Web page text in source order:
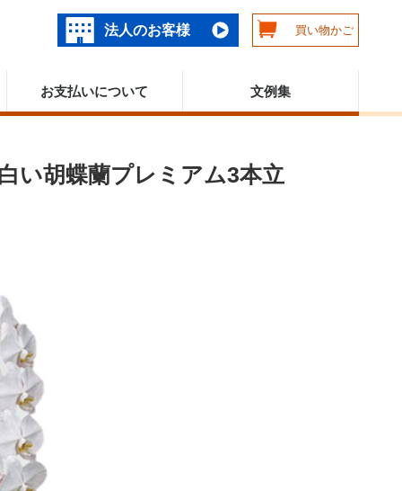
法人のお客様 買い物かご
お支払いについて 文例集
い胡蝶蘭プレミアム3本立